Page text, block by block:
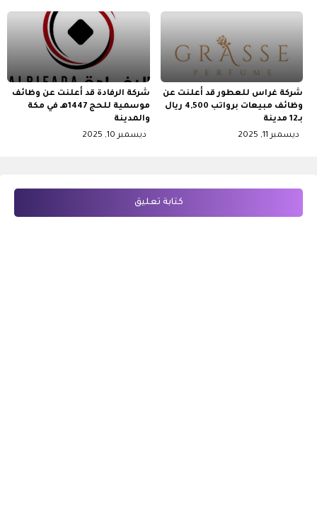
شركة غراس للعطور قد أعلنت عن
وظائف مبيعات برواتب 4,500 ريال
بـ12 مدينة
ديسمبر 11, 2025
شركة الرفادة قد أعلنت عن وظائف
موسمية للحج 1447هـ في مكة
والمدينة
ديسمبر 10, 2025
كتابة تعليق